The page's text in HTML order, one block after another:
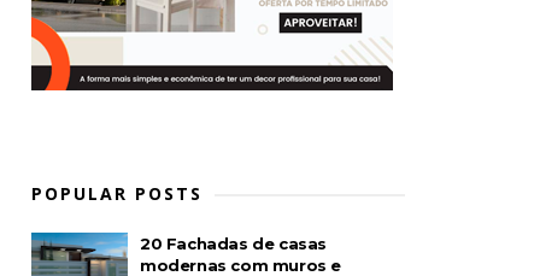
POPULAR POSTS
20 Fachadas de casas
modernas com muros e